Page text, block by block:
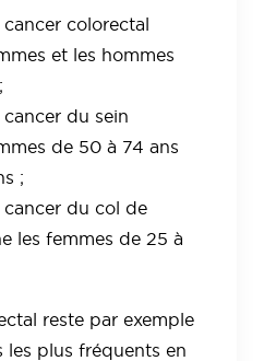
colorectal
et les hommes
du sein
de 50 à 74 ans
;
du col de
les femmes de 25 à
reste par exemple
les plus fréquents en